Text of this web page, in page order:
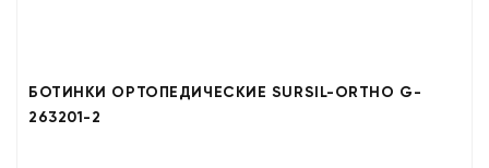
БОТИНКИ ОРТОПЕДИЧЕСКИЕ SURSIL-ORTHO G-
263201-2